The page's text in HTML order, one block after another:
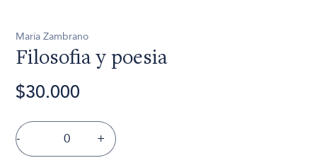
María Zambrano
Filosofia y poesia
$30.000
- +